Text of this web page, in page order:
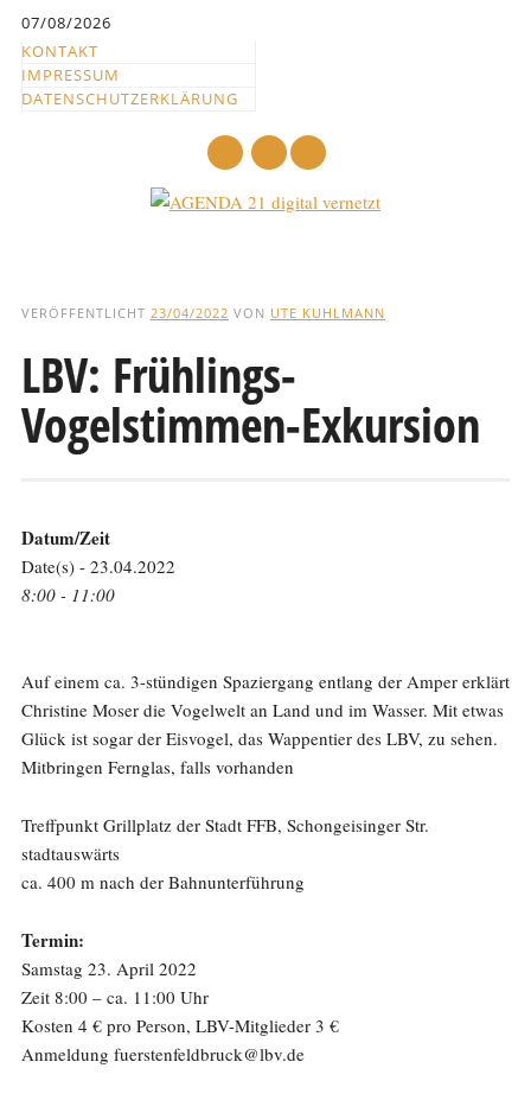
springen
07/08/2026
KONTAKT
IMPRESSUM
DATENSCHUTZERKLÄRUNG
und
Text
VERÖFFENTLICHT 23/04/2022 VON UTE KUHLMANN
LBV: Frühlings-
Vogelstimmen-Exkursion
Datum/Zeit
Date(s) - 23.04.2022
8:00 - 11:00
Auf einem ca. 3-stündigen Spaziergang entlang der Amper erklärt
Christine Moser die Vogelwelt an Land und im Wasser. Mit etwas
Glück ist sogar der Eisvogel, das Wappentier des LBV, zu sehen.
Mitbringen Fernglas, falls vorhanden
Treffpunkt Grillplatz der Stadt FFB, Schongeisinger Str.
stadtauswärts
ca. 400 m nach der Bahnunterführung
Termin:
Samstag 23. April 2022
Zeit 8:00 – ca. 11:00 Uhr
Kosten 4 € pro Person, LBV-Mitglieder 3 €
Anmeldung fuerstenfeldbruck@lbv.de